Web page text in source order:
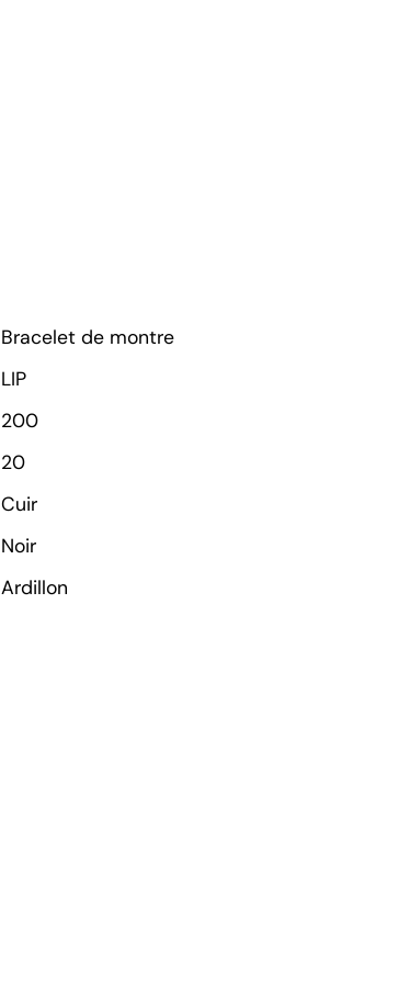
Bracelet de montre
LIP
200
20
Cuir
Noir
Ardillon